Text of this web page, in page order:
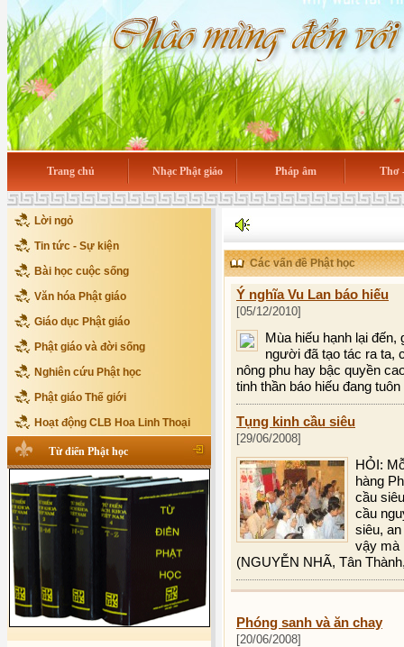
Trang chủ Nhạc Phật giáo Pháp âm Thơ
Lời ngỏ
Tin tức - Sự kiện
Bài học cuộc sống
Văn hóa Phật giáo
Giáo dục Phật giáo
Phật giáo và đời sống
Nghiên cứu Phật học
Phật giáo Thế giới
Hoạt động CLB Hoa Linh Thoại
Từ điển Phật học
Các vấn đề Phật học
Ý nghĩa Vu Lan báo hiếu
[05/12/2010]
Mùa hiếu hạnh lại
người đã tạo tác ra ta,
nông phu hay bậc quyền
tinh thần báo hiếu đang
Tụng kinh cầu siêu
[29/06/2008]
HỎI:
hàng
cầu
cầu
siêu,
vậy mà
(NGUYỄN NHÃ, Tân
Phóng sanh và ăn chay
[20/06/2008]